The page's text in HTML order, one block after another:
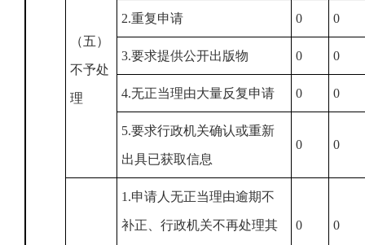
（五）
不予处
理
2.重复申请 0 0
3.要求提供公开出版物 0 0
4.无正当理由大量反复申请 0 0
5.要求行政机关确认或重新
出具已获取信息
0 0
1.申请人无正当理由逾期不
补正、行政机关不再处理其 0 0